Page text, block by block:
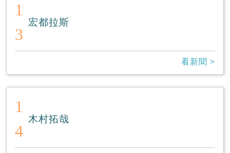
1
3
宏都拉斯
看新聞 >
1
4
木村拓哉